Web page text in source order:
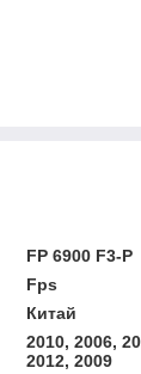
FP 6900 F3-P
Fps
Китай
2010, 2006,
2012, 2009